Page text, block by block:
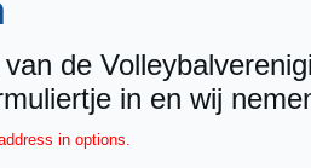
de
in en wij
in options.